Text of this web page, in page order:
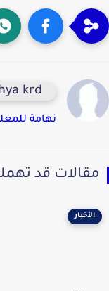
krd
تهامة
قد تهمك
الأخبار